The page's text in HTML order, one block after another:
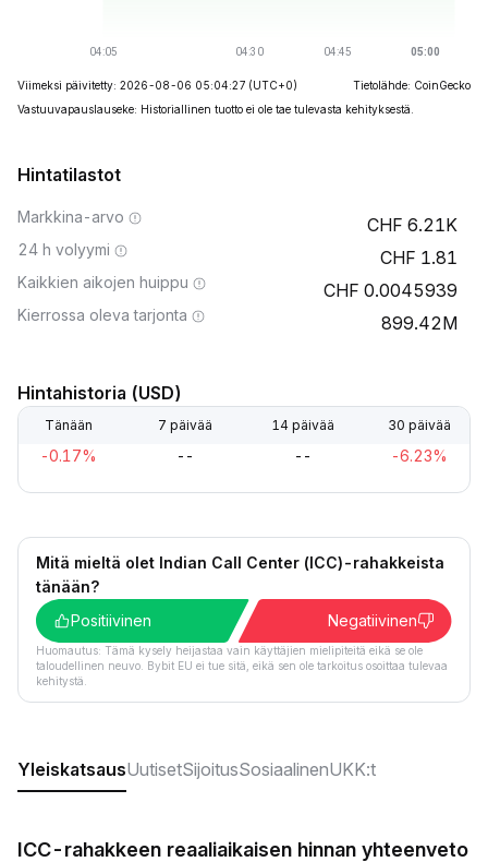
Viimeksi päivitetty: 2026-08-06 05:04:27 (UTC+0)
Tietolähde: CoinGecko
Vastuuvapauslauseke: Historiallinen tuotto ei ole tae tulevasta kehityksestä.
Hintatilastot
Markkina-arvo 6.21K
24 h volyymi 1.81
Kaikkien aikojen huippu 0.0045939
Kierrossa oleva tarjonta 899.42M
Hintahistoria (USD)
Tänään 7 päivää 14 päivää 30 päivää
-0.17% -- -- -6.23%
Mitä mieltä olet Indian Call Center (ICC)-rahakkeista
tänään?
Positiivinen
Negatiivinen
Huomautus: Tämä kysely heijastaa vain käyttäjien mielipiteitä eikä se ole
taloudellinen neuvo. Bybit EU ei tue sitä, eikä sen ole tarkoitus osoittaa tulevaa
kehitystä.
YleiskatsausUutisetSijoitusSosiaalinenUKK:t
ICC-rahakkeen reaaliaikaisen hinnan yhteenveto